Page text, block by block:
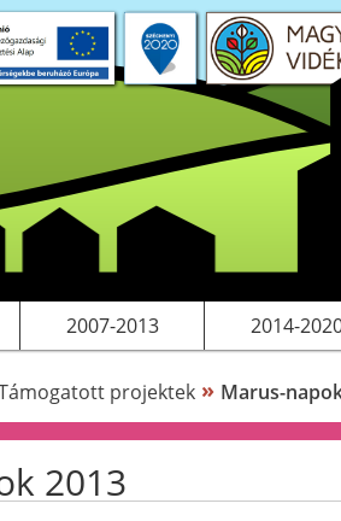
2007-2013 2014-
projektek » Marus-
2013
Saját pályázatok,
Támogatott projektek
HFS tervezés LEADER